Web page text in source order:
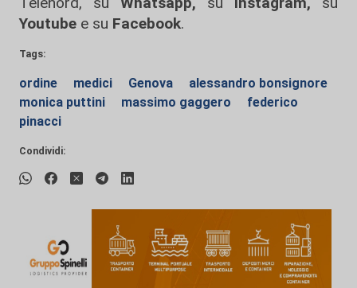
Youtube e su Facebook.
Tags:
ordine medici Genova
alessandro bonsignore
monica puttini
massimo gaggero
federico
pinacci
Condividi: